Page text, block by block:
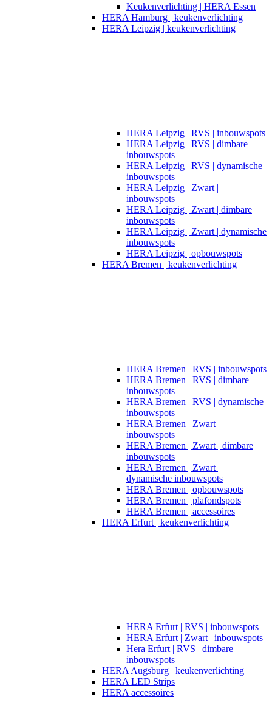
Keukenverlichting | HERA Essen
HERA Hamburg | keukenverlichting
HERA Leipzig | keukenverlichting
HERA Leipzig | RVS | inbouwspots
HERA Leipzig | RVS | dimbare
inbouwspots
HERA Leipzig | RVS | dynamische
inbouwspots
HERA Leipzig | Zwart |
inbouwspots​
HERA Leipzig | Zwart | dimbare
inbouwspots
HERA Leipzig | Zwart | dynamische
inbouwspots
HERA Leipzig | opbouwspots
HERA Bremen | keukenverlichting
HERA Bremen | RVS | inbouwspots
HERA Bremen | RVS | dimbare
inbouwspots
HERA Bremen | RVS | dynamische
inbouwspots
HERA Bremen | Zwart |
inbouwspots
HERA Bremen | Zwart | dimbare
inbouwspots
HERA Bremen | Zwart |
dynamische inbouwspots
HERA Bremen | opbouwspots
HERA Bremen | plafondspots
HERA Bremen | accessoires
HERA Erfurt | keukenverlichting
HERA Erfurt | RVS | inbouwspots
HERA Erfurt | Zwart | inbouwspots
Hera Erfurt | RVS | dimbare
inbouwspots
HERA Augsburg | keukenverlichting
HERA LED Strips
HERA accessoires